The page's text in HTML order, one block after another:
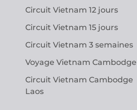
Circuit Vietnam 12 jours
Circuit Vietnam 15 jours
Circuit Vietnam 3 semaines
Voyage Vietnam Cambodge
Circuit Vietnam Cambodge
Laos